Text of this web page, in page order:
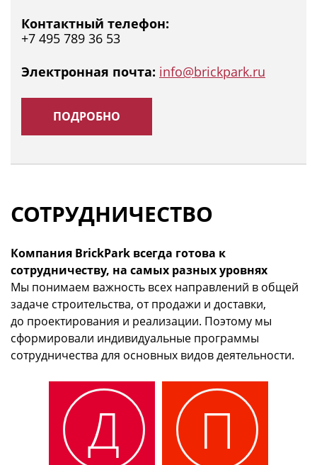
Контактный телефон:
+7 495 789 36 53
Электронная почта: info@brickpark.ru
ПОДРОБНО
СОТРУДНИЧЕСТВО
Компания BrickPark всегда готова к
сотрудничеству, на самых разных уровнях
Мы понимаем важность всех направлений в общей
задаче строительства, от продажи и доставки,
до проектирования и реализации. Поэтому мы
сформировали индивидуальные программы
сотрудничества для основных видов деятельности.
Д П